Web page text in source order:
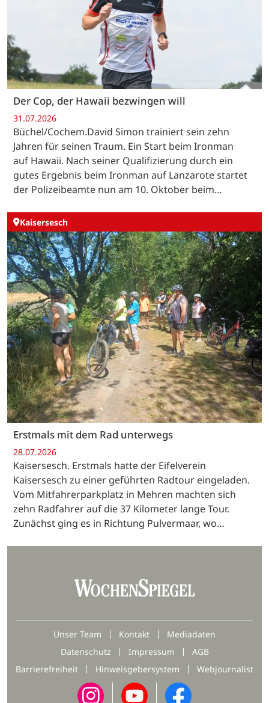
Der Cop, der Hawaii bezwingen will
31.07.2026
Büchel/Cochem.David Simon trainiert sein zehn
Jahren für seinen Traum. Ein Start beim Ironman
auf Hawaii. Nach seiner Qualifizierung durch ein
gutes Ergebnis beim Ironman auf Lanzarote startet
der Polizeibeamte nun am 10. Oktober beim…
Kaisersesch
Erstmals mit dem Rad unterwegs
28.07.2026
Kaisersesch. Erstmals hatte der Eifelverein
Kaisersesch zu einer geführten Radtour eingeladen.
Vom Mitfahrerparkplatz in Mehren machten sich
zehn Radfahrer auf die 37 Kilometer lange Tour.
Zunächst ging es in Richtung Pulvermaar, wo…
Unser Team Kontakt
Mediadaten
Datenschutz
Impressum
AGB
Barrierefreiheit
Hinweisgebersystem Webjournalist